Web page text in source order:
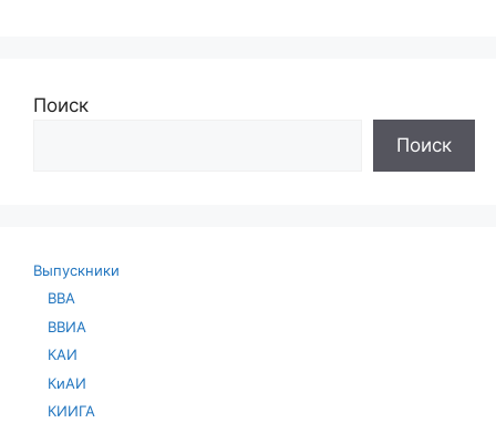
Поиск
Поиск
Выпускники
ВВА
ВВИА
КАИ
КиАИ
КИИГА